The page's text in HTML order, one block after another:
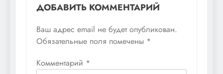
ДОБАВИТЬ КОММЕНТАРИЙ
Ваш адрес email не будет опубликован.
Обязательные поля помечены *
Комментарий *